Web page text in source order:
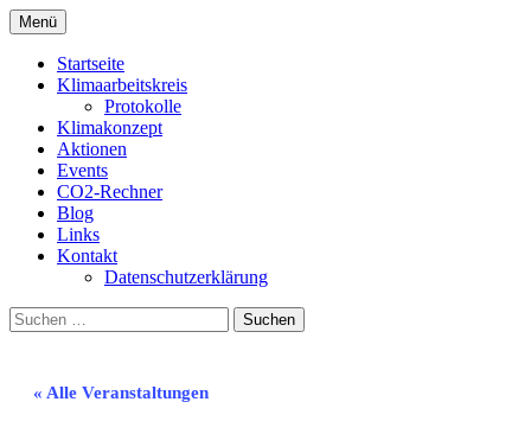
Zum
Inhalt
springen
Klimaarbeitskreis
Menü
Startseite
Klimaarbeitskreis
Protokolle
Klimakonzept
Aktionen
Events
CO2-Rechner
Blog
Links
Kontakt
Datenschutzerklärung
Suchen
nach:
« Alle Veranstaltungen